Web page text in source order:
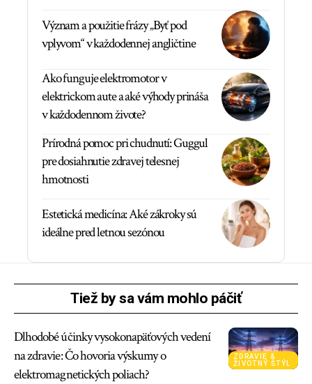
Význam a použitie frázy „Byť pod
vplyvom“ v každodennej angličtine
Ako funguje elektromotor v
elektrickom aute a aké výhody prináša
v každodennom živote?
Prírodná pomoc pri chudnutí: Guggul
pre dosiahnutie zdravej telesnej
hmotnosti
Estetická medicína: Aké zákroky sú
ideálne pred letnou sezónou
Tiež by sa vám mohlo páčiť
ZDRAVIE &
ŽIVOTNÝ ŠTÝL
Dlhodobé účinky vysokonapäťových vedení
na zdravie: Čo hovoria výskumy o
elektromagnetických poliach?